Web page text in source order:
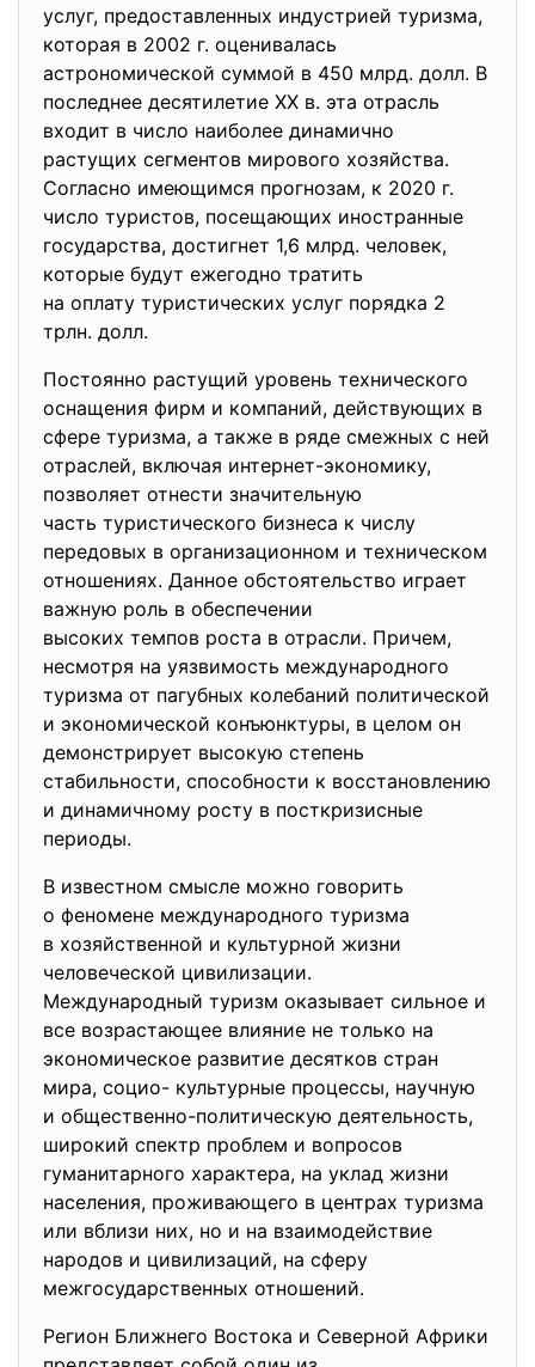
услуг, предоставленных индустрией туризма,
которая в 2002 г. оценивалась
астрономической суммой в 450 млрд. долл. В
последнее десятилетие XX в. эта отрасль
входит в число наиболее динамично
растущих сегментов мирового хозяйства.
Согласно имеющимся прогнозам, к 2020 г.
число туристов, посещающих иностранные
государства, достигнет 1,6 млрд. человек,
которые будут ежегодно тратить
на оплату туристических услуг порядка 2
трлн. долл.
Постоянно растущий уровень технического
оснащения фирм и компаний, действующих в
сфере туризма, а также в ряде смежных с ней
отраслей, включая интернет-экономику,
позволяет отнести значительную
часть туристического бизнеса к числу
передовых в организационном и техническом
отношениях. Данное обстоятельство играет
важную роль в обеспечении
высоких темпов роста в отрасли. Причем,
несмотря на уязвимость международного
туризма от пагубных колебаний политической
и экономической конъюнктуры, в целом он
демонстрирует высокую степень
стабильности, способности к восстановлению
и динамичному росту в посткризисные
периоды.
В известном смысле можно говорить
о феномене международного туризма
в хозяйственной и культурной жизни
человеческой цивилизации.
Международный туризм оказывает сильное и
все возрастающее влияние не только на
экономическое развитие десятков стран
мира, социо- культурные процессы, научную
и общественно-политическую деятельность,
широкий спектр проблем и вопросов
гуманитарного характера, на уклад жизни
населения, проживающего в центрах туризма
или вблизи них, но и на взаимодействие
народов и цивилизаций, на сферу
межгосударственных отношений.
Регион Ближнего Востока и Северной Африки